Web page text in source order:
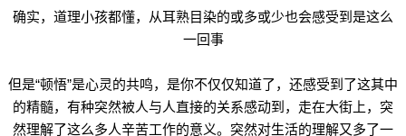
确实，道理小孩都懂，从耳熟目染的或多或少也会感受到是这么
一回事
但是“顿悟”是心灵的共鸣，是你不仅仅知道了，还感受到了这其中
的精髓，有种突然被人与人直接的关系感动到，走在大街上，突
然理解了这么多人辛苦工作的意义。突然对生活的理解又多了一